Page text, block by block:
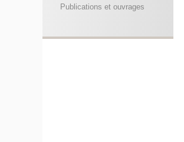
Publications et ouvrages